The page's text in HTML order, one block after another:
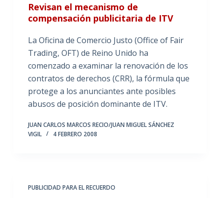
Revisan el mecanismo de
compensación publicitaria de ITV
La Oficina de Comercio Justo (Office of Fair
Trading, OFT) de Reino Unido ha
comenzado a examinar la renovación de los
contratos de derechos (CRR), la fórmula que
protege a los anunciantes ante posibles
abusos de posición dominante de ITV.
JUAN CARLOS MARCOS RECIO/JUAN MIGUEL SÁNCHEZ
VIGIL
4 FEBRERO 2008
PUBLICIDAD PARA EL RECUERDO